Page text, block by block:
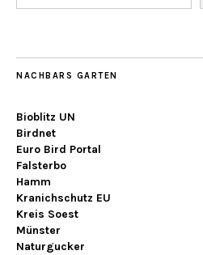
NACHBARS GARTEN
Bioblitz UN
Birdnet
Euro Bird Portal
Falsterbo
Hamm
Kranichschutz EU
Kreis Soest
Münster
Naturgucker